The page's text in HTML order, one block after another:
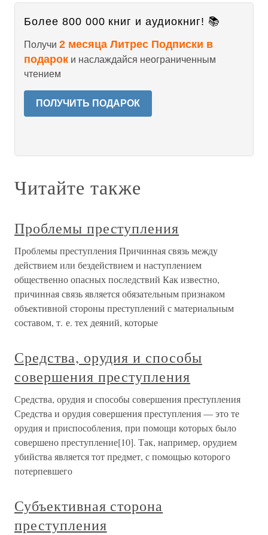
Более 800 000 книг и аудиокниг! 📚
Получи 2 месяца Литрес Подписки в
подарок и наслаждайся неограниченным
чтением
ПОЛУЧИТЬ ПОДАРОК
Читайте также
Проблемы преступления
Проблемы преступления Причинная связь между
действием или бездействием и наступлением
общественно опасных последствий Как известно,
причинная связь является обязательным признаком
объективной стороны преступлений с материальным
составом, т. е. тех деяний, которые
Средства, орудия и способы
совершения преступления
Средства, орудия и способы совершения преступления
Средства и орудия совершения преступления — это те
орудия и приспособления, при помощи которых было
совершено преступление[10]. Так, например, орудием
убийства является тот предмет, с помощью которого
потерпевшего
Субъективная сторона
преступления